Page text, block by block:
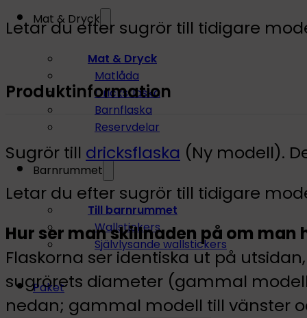
Mat & Dryck
Mat & Dryck
Matlåda
Dricksflaska
Barnflaska
Reservdelar
Barnrummet
Till barnrummet
Wallstickers
Självlysande wallstickers
Paket
Letar du efter sugrör till tidigare
Produktinformation
Sugrör till dricksflaska (Ny modell).
Letar du efter sugrör till tidigare
Hur ser man skillnaden på om
Flaskorna ser identiska ut på
sugrörets diameter (gammal
nedan; gammal modell till vänster